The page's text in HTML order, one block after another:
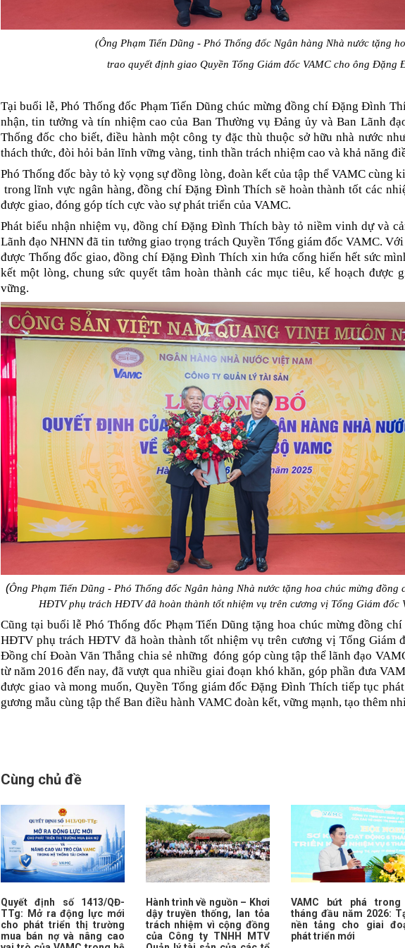
(Ông Phạm Tiến Dũng - Phó Thống đốc Ngân hàng Nhà nước tặng
trao quyết định giao Quyền Tổng Giám đốc VAMC cho ông Đặng
Tại buổi lễ, Phó Thống đốc Phạm Tiến Dũng chúc mừng đồng chí Đặng Đình
nhận, tin tưởng và tín nhiệm cao của Ban Thường vụ Đảng ủy và Ban Lãnh
Thống đốc cho biết, điều hành một công ty đặc thù thuộc sở hữu nhà nước
thách thức, đòi hỏi bản lĩnh vững vàng, tinh thần trách nhiệm cao và khả năng
Phó Thống đốc bày tỏ kỳ vọng sự đồng lòng, đoàn kết của tập thể VAMC cùng
trong lĩnh vực ngân hàng, đồng chí Đặng Đình Thích sẽ hoàn thành tốt các
được giao, đóng góp tích cực vào sự phát triển của VAMC.
Phát biểu nhận nhiệm vụ, đồng chí Đặng Đình Thích bày tỏ niềm vinh dự và
Lãnh đạo NHNN đã tin tưởng giao trọng trách Quyền Tổng giám đốc VAMC.
được Thống đốc giao, đồng chí Đặng Đình Thích xin hứa cống hiến hết sức
kết một lòng, chung sức quyết tâm hoàn thành các mục tiêu, kế hoạch được
vững.
(Ông Phạm Tiến Dũng - Phó Thống đốc Ngân hàng Nhà nước tặng hoa chúc mừng
HĐTVphụ trách HĐTV đã hoàn thành tốt nhiệm vụ trên cương vị Tổng Giám đốc
Cũng tại buổi lễ Phó Thống đốc Phạm Tiến Dũng tặng hoa chúc mừng đồng
HĐTV phụ trách HĐTV đã hoàn thành tốt nhiệm vụ trên cương vị Tổng Giám
Đồng chí Đoàn Văn Thắng chia sẻ những đóng góp cùng tập thể lãnh đạo
từ năm 2016 đến nay, đã vượt qua nhiều giai đoạn khó khăn, góp phần đưa
được giao và mong muốn, Quyền Tổng giám đốc Đặng Đình Thích tiếp tục
gương mẫu cùng tập thể Ban điều hành VAMC đoàn kết, vững mạnh, tạo thêm
Cùng chủ đề
Quyết định số 1413/QĐ-
TTg: Mở ra động lực mới
cho phát triển thị trường
mua bán nợ và nâng cao
Hành trình về nguồn – Khơi
dậy truyền thống, lan tỏa
trách nhiệm vì cộng đồng
của Công ty TNHH MTV
VAMC bứt phá
tháng đầu năm 2026:
nền tảng cho giai
phát triển mới